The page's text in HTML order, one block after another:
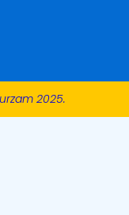
2025.